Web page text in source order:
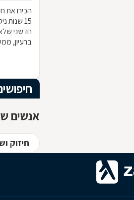
הכירו את
15
חדשני
ברעיון,
הרהיט
חומרי
המרשים
אנשים
חיזוק